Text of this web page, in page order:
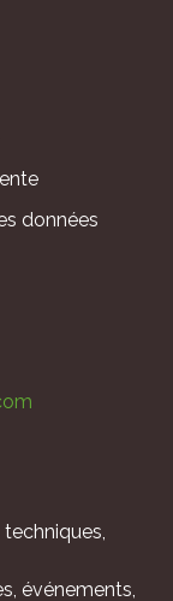
données
événements,